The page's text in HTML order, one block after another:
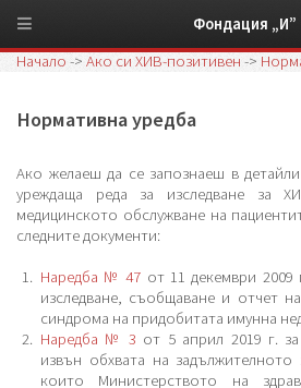
Начало -> Ако си ХИВ-позитивен ->
Нормативна уредба
Ако желаеш да се запознаеш в
уреждаща реда за изследване за
медицинското обслужване на
следните документи:
Наредба № 47 от 11 декември 2009
изследване, съобщаване и отчет
синдрома на придобитата имунна
Наредба № 3 от 5 април 2019 г.
извън обхвата на задължителното
които Министерството на
Фондация „И”